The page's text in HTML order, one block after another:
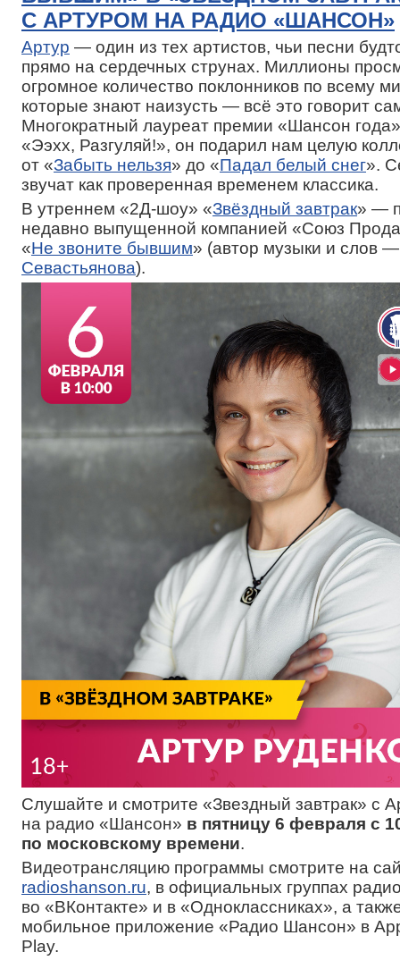
С АРТУРОМ НА РАДИО «ШАНСОН»
Артур — один из тех артистов, чьи песни
прямо на сердечных струнах. Миллионы
огромное количество поклонников по всему
которые знают наизусть — всё это говорит
Многократный лауреат премии «Шансон
«Ээхх, Разгуляй!», он подарил нам целую
от «Забыть нельзя» до «Падал белый снег».
звучат как проверенная временем классика.
В утреннем «2Д-шоу» «Звёздный завтрак» —
недавно выпущенной компанией «Союз
«Не звоните бывшим» (автор музыки и слов
Севастьянова).
Слушайте и смотрите «Звездный завтрак» с
на радио «Шансон» в пятницу 6 февраля с
по московскому времени.
Видеотрансляцию программы смотрите на
radioshanson.ru, в официальных группах
во «ВКонтакте» и в «Одноклассниках», а
мобильное приложение «Радио Шансон» в
Play.